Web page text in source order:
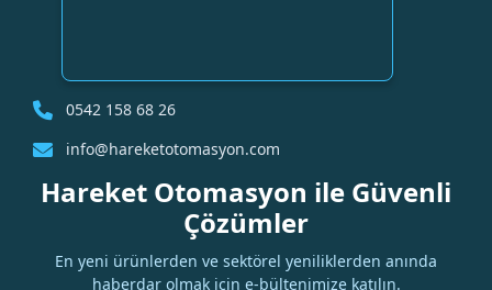
0542 158 68 26
info@hareketotomasyon.com
Hareket Otomasyon ile Güvenli
Çözümler
En yeni ürünlerden ve sektörel yeniliklerden anında
haberdar olmak için e-bültenimize katılın.